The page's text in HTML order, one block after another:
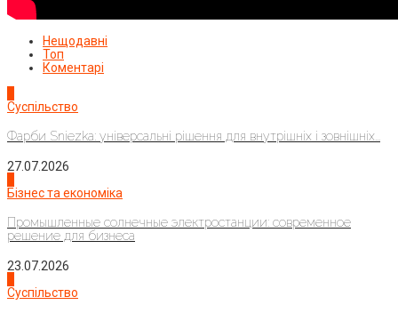
Нещодавні
Топ
Коментарі
Суспільство
Фарби Sniezka: універсальні рішення для внутрішніх і зовнішніх...
27.07.2026
Бізнес та економіка
Промышленные солнечные электростанции: современное
решение для бизнеса
23.07.2026
Суспільство